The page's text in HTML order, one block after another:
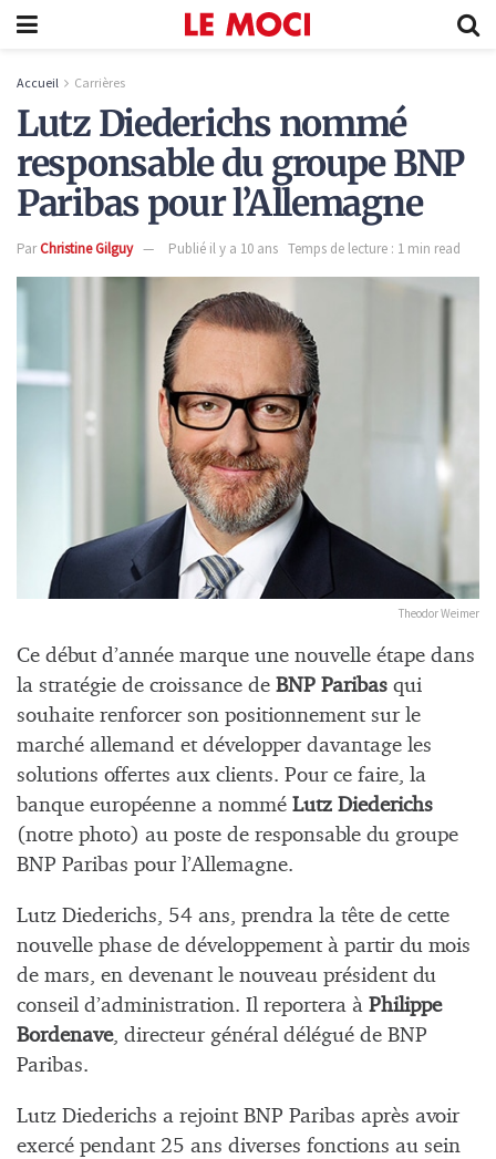
Accueil Carrières
Lutz Diederichs nommé
responsable du groupe BNP
Paribas pour l’Allemagne
ParChristine Gilguy Publié il y a 10 ans Temps de lecture : 1 min read
Theodor Weimer
Ce début d’année marque une nouvelle étape dans
la stratégie de croissance de BNP Paribas qui
souhaite renforcer son positionnement sur le
marché allemand et développer davantage les
solutions offertes aux clients. Pour ce faire, la
banque européenne a nommé Lutz Diederichs
(notre photo) au poste de responsable du groupe
BNP Paribas pour l’Allemagne.
Lutz Diederichs, 54 ans, prendra la tête de cette
nouvelle phase de développement à partir du mois
de mars, en devenant le nouveau président du
conseil d’administration. Il reportera à Philippe
Bordenave, directeur général délégué de BNP
Paribas.
Lutz Diederichs a rejoint BNP Paribas après avoir
exercé pendant 25 ans diverses fonctions au sein